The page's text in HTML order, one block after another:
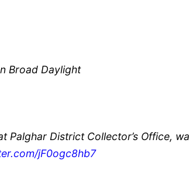
Broad Daylight
Palghar District Collector’s Office,
jF0ogc8hb7